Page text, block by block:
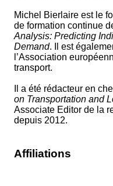
Michel Bierlaire est le
de formation continue
Analysis: Predicting
Demand. Il est
l’Association
transport.
Il a été rédacteur en
on Transportation and
Associate Editor de la
depuis 2012.
Affiliations